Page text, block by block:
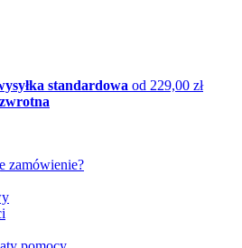
standardowa od 229,00 zł
zamówienie?